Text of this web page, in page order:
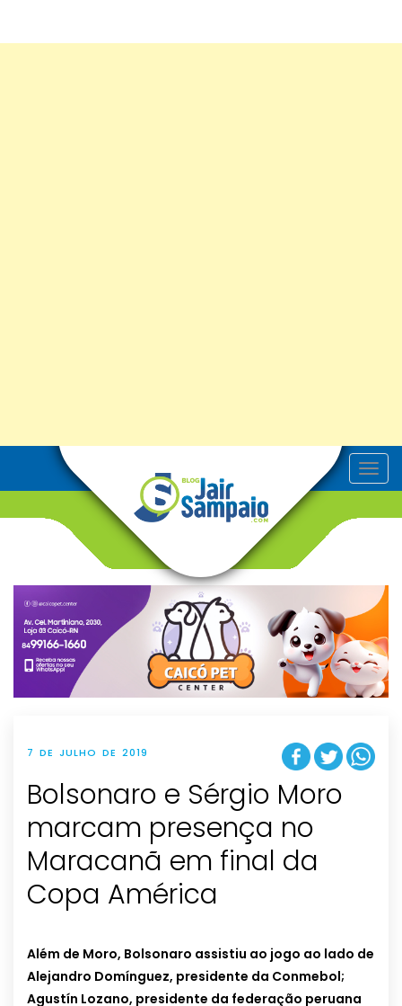
T
o
v
g
t
i
o
n
7 DE JULHO DE 2019
Bolsonaro e Sérgio Moro
marcam presença no
Maracanã em final da
Copa América
Além de Moro, Bolsonaro assistiu ao jogo ao lado de
Alejandro Domínguez, presidente da Conmebol;
Agustín Lozano, presidente da federação peruana